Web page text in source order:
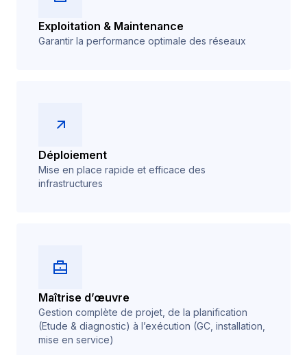
Exploitation & Maintenance
Garantir la performance optimale des réseaux
Déploiement
Mise en place rapide et efficace des
infrastructures
Maîtrise d’œuvre
Gestion complète de projet, de la planification
(Etude & diagnostic) à l’exécution (GC, installation,
mise en service)